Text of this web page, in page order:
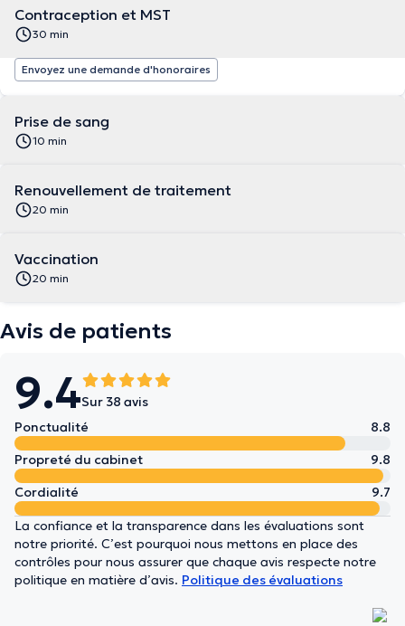
Contraception et MST
30 min
Envoyez une demande d'honoraires
Prise de sang
10 min
Renouvellement de traitement
20 min
Vaccination
20 min
Avis de patients
9.4Sur 38 avis
Ponctualité
8.8
Propreté du cabinet
9.8
Cordialité
9.7
La confiance et la transparence dans les évaluations sont
notre priorité. C’est pourquoi nous mettons en place des
contrôles pour nous assurer que chaque avis respecte notre
politique en matière d’avis. Politique des évaluations